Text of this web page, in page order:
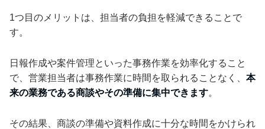
1つ目のメリットは、担当者の負担を軽減できることで
す。
日報作成や案件管理といった事務作業を効率化すること
で、営業担当者は事務作業に時間を取られることなく、 本
来の業務である商談やその準備に集中できます。
その結果、商談の準備や資料作成に十分な時間をかけられ